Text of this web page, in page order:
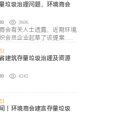
垃圾治理问题，环境商会
3606
会有关人士透露，近期环境
会员企业起草了该提案......
]
省建筑存量垃圾治理及资源
4242
]
｜环境商会建言存量垃圾